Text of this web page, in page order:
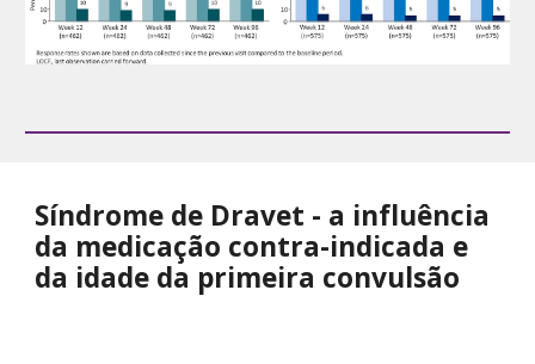
Síndrome de Dravet - a influência
da medicação contra-indicada e
da idade da primeira convulsão